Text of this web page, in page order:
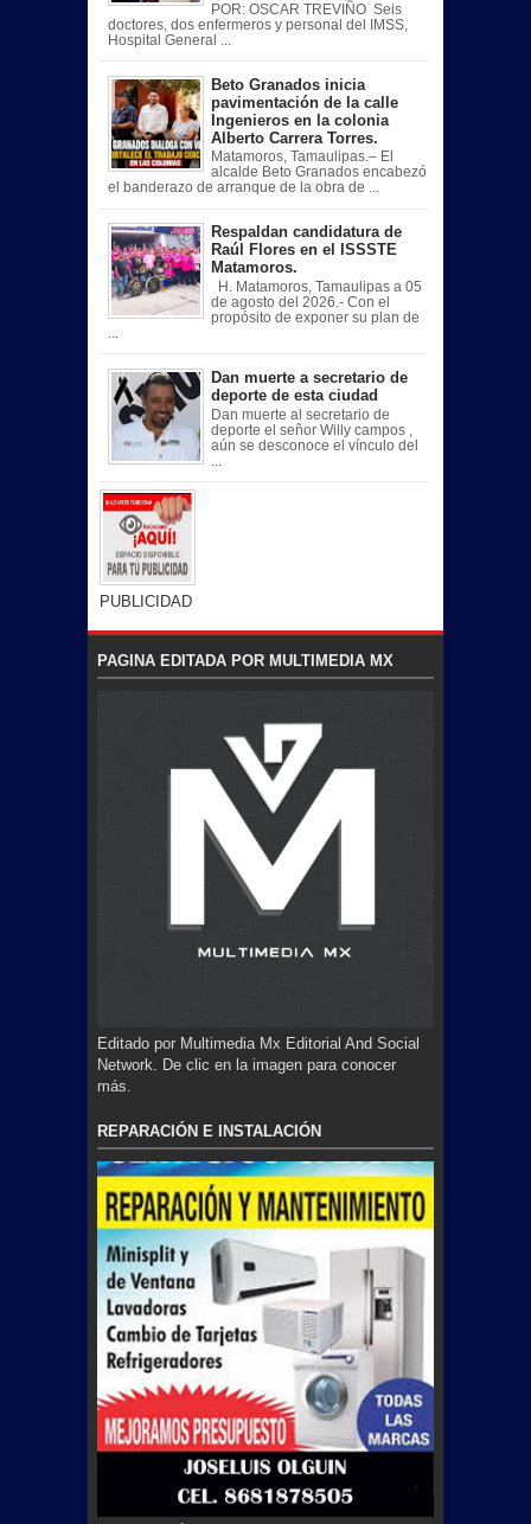
POR: OSCAR TREVIÑO Seis
doctores, dos enfermeros y personal del IMSS,
Hospital General ...
Beto Granados inicia
pavimentación de la calle
Ingenieros en la colonia
Alberto Carrera Torres.
Matamoros, Tamaulipas.– El
alcalde Beto Granados encabezó
el banderazo de arranque de la obra de ...
Respaldan candidatura de
Raúl Flores en el ISSSTE
Matamoros.
H. Matamoros, Tamaulipas a 05
de agosto del 2026.- Con el
propósito de exponer su plan de
Dan muerte a secretario de
deporte de esta ciudad
Dan muerte al secretario de
deporte el señor Willy campos ,
aún se desconoce el vínculo del
PUBLICIDAD
PAGINA EDITADA POR MULTIMEDIA MX
Editado por Multimedia Mx Editorial And Social
Network. De clic en la imagen para conocer
más.
REPARACIÓN E INSTALACIÓN